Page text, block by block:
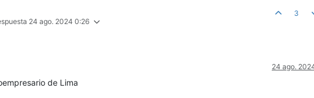
24 ago. 2024 0:26
3
24 ago.
de Lima